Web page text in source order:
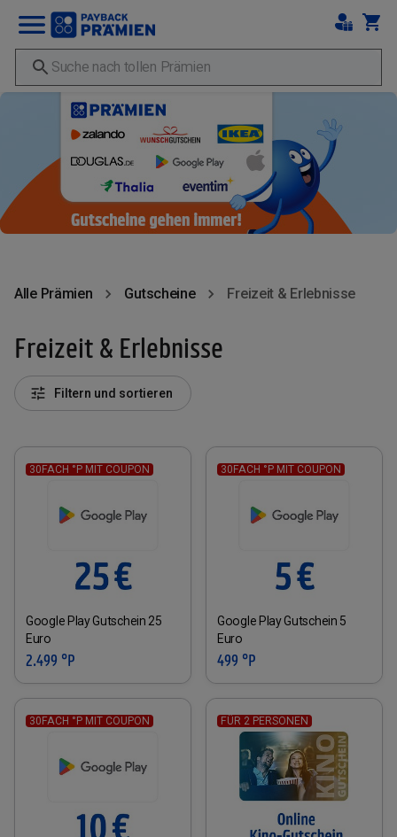
Alle Prämien Gutscheine Freizeit & Erlebnisse
Freizeit & Erlebnisse
Filtern und sortieren
30FACH °P MIT COUPON
Google Play Gutschein 25
Euro
2.499 °P
30FACH °P MIT COUPON
Google Play Gutschein 5
Euro
499 °P
30FACH °P MIT COUPON FÜR 2 PERSONEN